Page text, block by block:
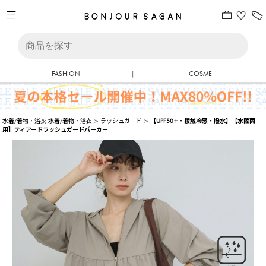
FASHION | COSME
水着/着物・浴衣 水着/着物・浴衣 > ラッシュガード >
【UPF50+・接触冷感・撥水】【水陸両
用】ティアードラッシュガードパーカー